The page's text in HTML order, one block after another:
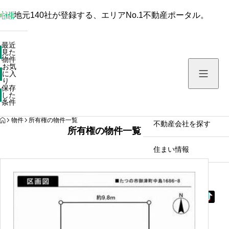
保存した条件
不動産会社を探す
住まい情報
地元140社が登録する、エリアNo.1不動産ポータル。
最近
見た
物件
お気
に入
り
保存
した
条件
HOME
物件 所有権の物件一覧
所有権の物件一覧